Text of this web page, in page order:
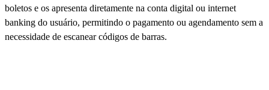
boletos e os apresenta diretamente na conta digital ou internet
banking do usuário, permitindo o pagamento ou agendamento sem a
necessidade de escanear códigos de barras.